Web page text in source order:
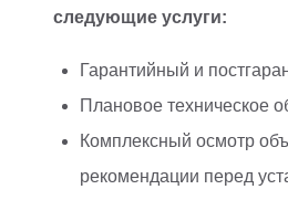
следующие услуги:
Гарантийный и
Плановое техническое
Комплексный осмотр
рекомендации перед